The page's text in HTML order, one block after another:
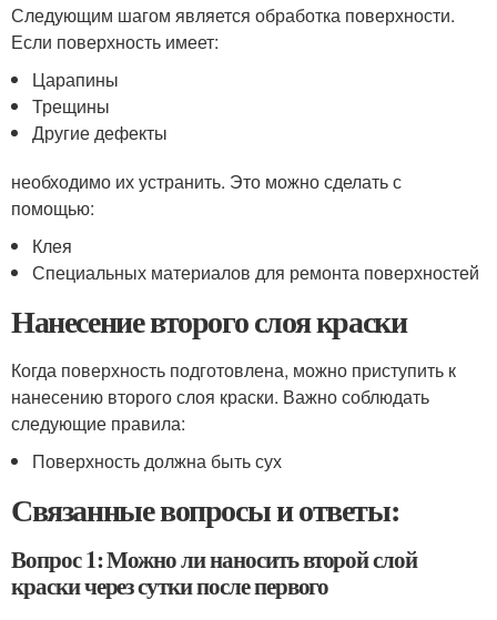
Следующим шагом является обработка поверхности.
Если поверхность имеет:
Царапины
Трещины
Другие дефекты
необходимо их устранить. Это можно сделать с
помощью:
Клея
Специальных материалов для ремонта поверхностей
Нанесение второго слоя краски
Когда поверхность подготовлена, можно приступить к
нанесению второго слоя краски. Важно соблюдать
следующие правила:
Поверхность должна быть сух
Связанные вопросы и ответы:
Вопрос 1: Можно ли наносить второй слой
краски через сутки после первого